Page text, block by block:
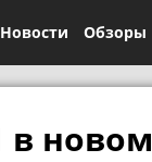
Новости Обзоры
в новом